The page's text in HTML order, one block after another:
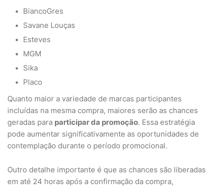
BiancoGres
Savane Louças
Esteves
MGM
Sika
Placo
Quanto maior a variedade de marcas participantes
incluídas na mesma compra, maiores serão as chances
geradas para participar da promoção. Essa estratégia
pode aumentar significativamente as oportunidades de
contemplação durante o período promocional.
Outro detalhe importante é que as chances são liberadas
em até 24 horas após a confirmação da compra,